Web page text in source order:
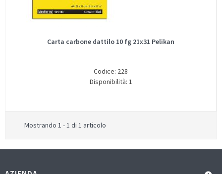
Carta carbone dattilo 10 fg 21x31 Pelikan
Codice: 228
Disponibilità: 1
Mostrando 1 - 1 di 1 articolo